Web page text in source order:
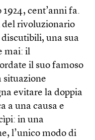
cent’anni fa.
del rivoluzionario
una sua
mai: il
il suo famoso
situazione
evitare la doppia
a una causa e
in una
l’unico modo di